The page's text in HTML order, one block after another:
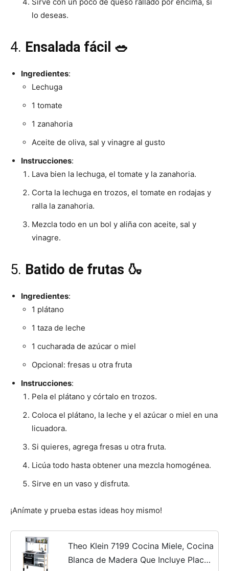
lo deseas.
4. Ensalada fácil 🥗
Ingredientes:
Lechuga
1 tomate
1 zanahoria
Aceite de oliva, sal y vinagre al gusto
Instrucciones:
Lava bien la lechuga, el tomate y la zanahoria.
Corta la lechuga en trozos, el tomate en rodajas y
ralla la zanahoria.
Mezcla todo en un bol y aliña con aceite, sal y
vinagre.
5. Batido de frutas 🍶
Ingredientes:
1 plátano
1 taza de leche
1 cucharada de azúcar o miel
Opcional: fresas u otra fruta
Instrucciones:
Pela el plátano y córtalo en trozos.
Coloca el plátano, la leche y el azúcar o miel en una
licuadora.
Si quieres, agrega fresas u otra fruta.
Licúa todo hasta obtener una mezcla homogénea.
Sirve en un vaso y disfruta.
¡Anímate y prueba estas ideas hoy mismo!
Theo Klein 7199 Cocina Miele, Cocina
Blanca de Madera Que Incluye Placa